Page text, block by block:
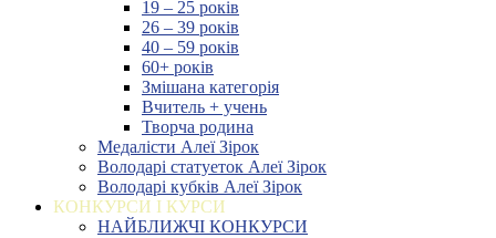
19 – 25 років
26 – 39 років
40 – 59 років
60+ років
Змішана категорія
Вчитель + учень
Творча родина
Медалісти Алеї Зірок
Володарі статуеток Алеї Зірок
Володарі кубків Алеї Зірок
КОНКУРСИ І КУРСИ
НАЙБЛИЖЧІ КОНКУРСИ